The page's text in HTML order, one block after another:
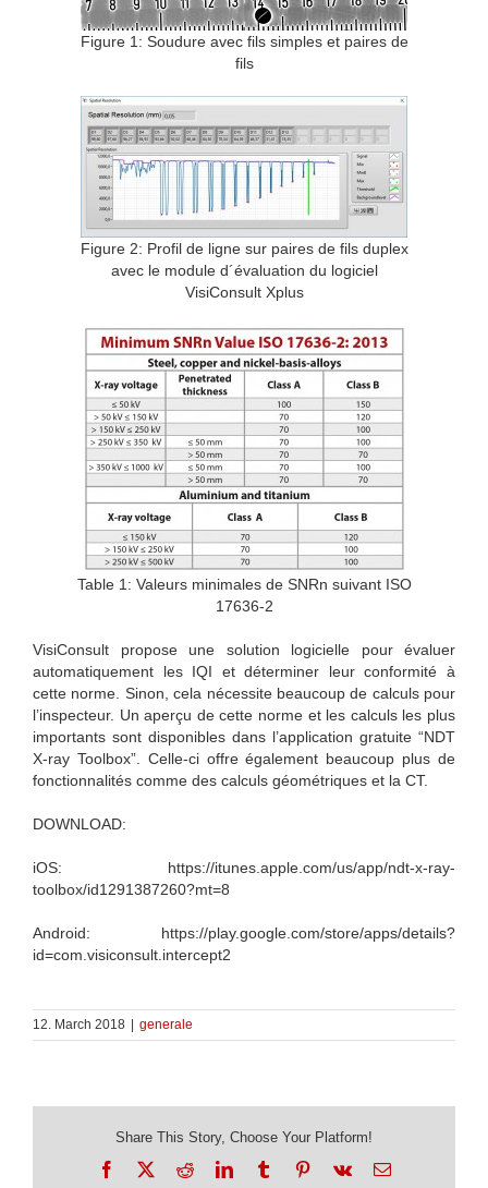
Figure 1: Soudure avec fils simples et paires de
fils
Figure 2: Profil de ligne sur paires de fils duplex
avec le module d´évaluation du logiciel
VisiConsult Xplus
Table 1: Valeurs minimales de SNRn suivant ISO
17636-2
VisiConsult propose une solution logicielle pour évaluer
automatiquement les IQI et déterminer leur conformité à
cette norme. Sinon, cela nécessite beaucoup de calculs pour
l’inspecteur. Un aperçu de cette norme et les calculs les plus
importants sont disponibles dans l’application gratuite “NDT
X-ray Toolbox”. Celle-ci offre également beaucoup plus de
fonctionnalités comme des calculs géométriques et la CT.
DOWNLOAD:
iOS: https://itunes.apple.com/us/app/ndt-x-ray-
toolbox/id1291387260?mt=8
Android: https://play.google.com/store/apps/details?
id=com.visiconsult.intercept2
12. March 2018 generale
Share This Story, Choose Your Platform!
Facebook
X RedditLinkedInTumblrPinterest
Vk Email